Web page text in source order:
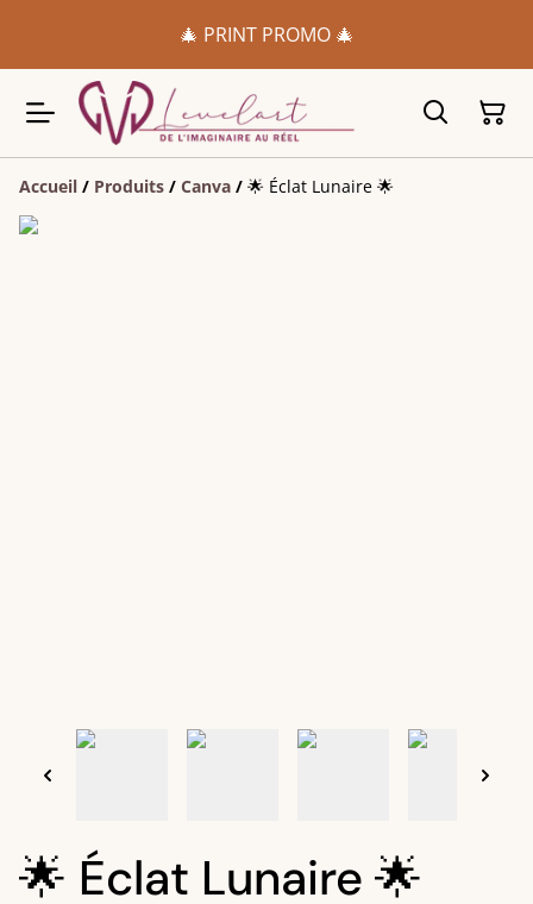
🎄 PRINT PROMO 🎄
Accueil / Produits / Canva / 🌟 Éclat Lunaire 🌟
🌟 Éclat Lunaire 🌟